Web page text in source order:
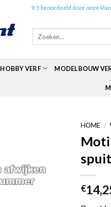
9.5 beoordeeld door onze
Zoeken
HOBBY VERF MODELBOUW
HOME /
€